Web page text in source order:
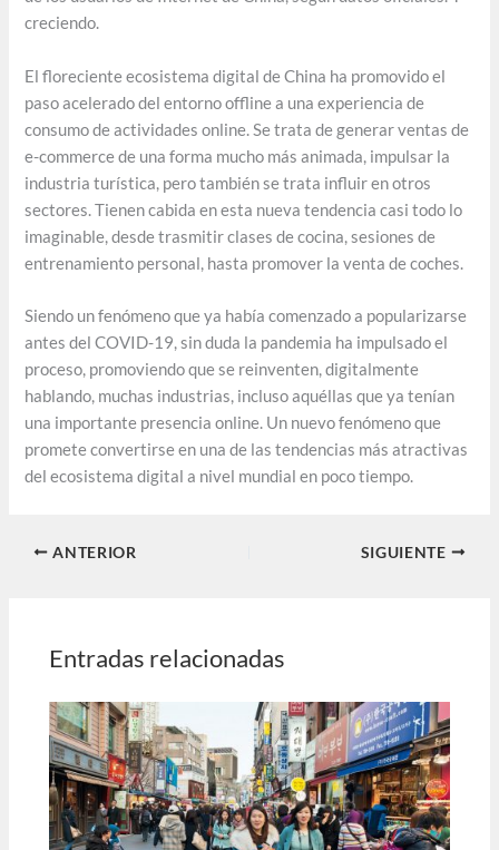
creciendo.
El floreciente ecosistema digital de China ha promovido el
paso acelerado del entorno offline a una experiencia de
consumo de actividades online. Se trata de generar ventas de
e-commerce de una forma mucho más animada, impulsar la
industria turística, pero también se trata influir en otros
sectores. Tienen cabida en esta nueva tendencia casi todo lo
imaginable, desde trasmitir clases de cocina, sesiones de
entrenamiento personal, hasta promover la venta de coches.
Siendo un fenómeno que ya había comenzado a popularizarse
antes del COVID-19, sin duda la pandemia ha impulsado el
proceso, promoviendo que se reinventen, digitalmente
hablando, muchas industrias, incluso aquéllas que ya tenían
una importante presencia online. Un nuevo fenómeno que
promete convertirse en una de las tendencias más atractivas
del ecosistema digital a nivel mundial en poco tiempo.
ANTERIOR SIGUIENTE
Entradas relacionadas